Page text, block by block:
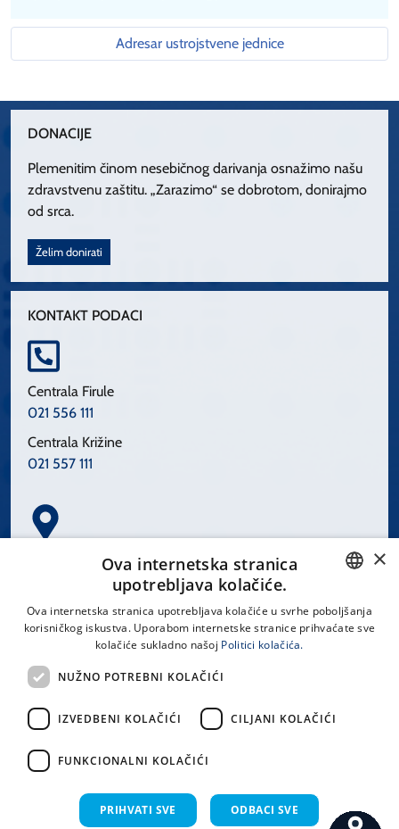
Adresar ustrojstvene jednice
DONACIJE
Plemenitim činom nesebičnog darivanja osnažimo našu
zdravstvenu zaštitu. „Zarazimo“ se dobrotom, donirajmo
od srca.
Želim donirati
KONTAKT PODACI
Centrala Firule
021 556 111
Centrala Križine
021 557 111
Spinčićeva 1, 21000 Split
LINKOVI
Uvjeti korištenja
CROATIAN
×
Ova internetska stranica
upotrebljava kolačiće.
Ova internetska stranica upotrebljava kolačiće u svrhe poboljšanja
korisničkog iskustva. Uporabom internetske stranice prihvaćate sve
kolačiće sukladno našoj Politici kolačića.
NUŽNO POTREBNI KOLAČIĆI
IZVEDBENI KOLAČIĆI CILJANI KOLAČIĆI
FUNKCIONALNI KOLAČIĆI
PRIHVATI SVE ODBACI SVE